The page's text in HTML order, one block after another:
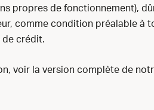
propres de fonctionnement),
comme condition préalable à
crédit.
voir la version complète de